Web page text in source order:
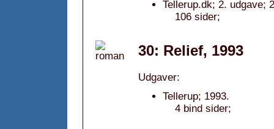
Tellerup.dk; 2. udgave;
106 sider;
30: Relief, 1993
Udgaver:
Tellerup; 1993.
4 bind sider;